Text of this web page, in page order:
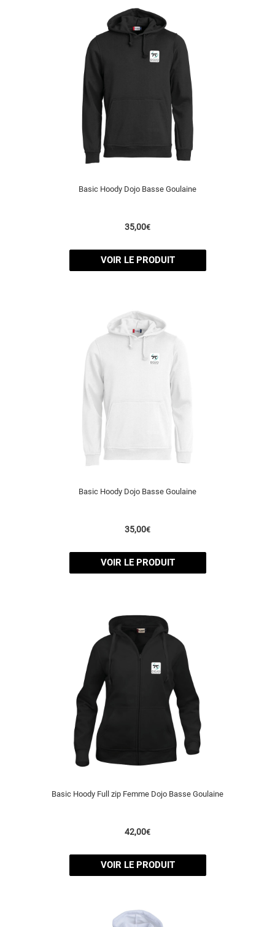
Basic Hoody Dojo Basse Goulaine
35,00€
VOIR LE PRODUIT
Basic Hoody Dojo Basse Goulaine
35,00€
VOIR LE PRODUIT
Basic Hoody Full zip Femme Dojo Basse Goulaine
42,00€
VOIR LE PRODUIT